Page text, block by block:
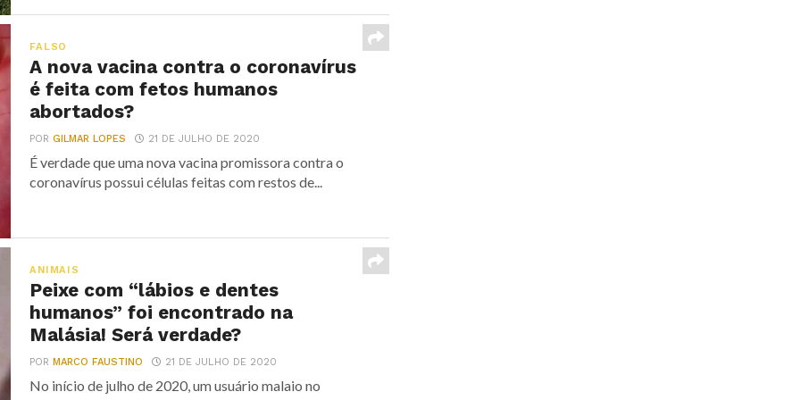
FALSO
A nova vacina contra o coronavírus
é feita com fetos humanos
abortados?
PORGILMAR LOPES 21 DE JULHO DE 2020
É verdade que uma nova vacina promissora contra o
coronavírus possui células feitas com restos de...
ANIMAIS
Peixe com “lábios e dentes
humanos” foi encontrado na
Malásia! Será verdade?
PORMARCO FAUSTINO 21 DE JULHO DE 2020
No início de julho de 2020, um usuário malaio no